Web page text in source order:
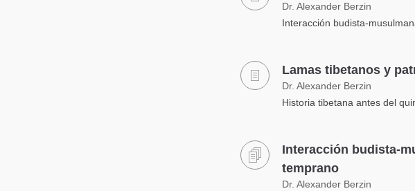
Dr. Alexander Berzin
Interacción budista-
Lamas tibetanos y
Dr. Alexander Berzin
Historia tibetana antes del
Interacción budista-
temprano
Dr. Alexander Berzin